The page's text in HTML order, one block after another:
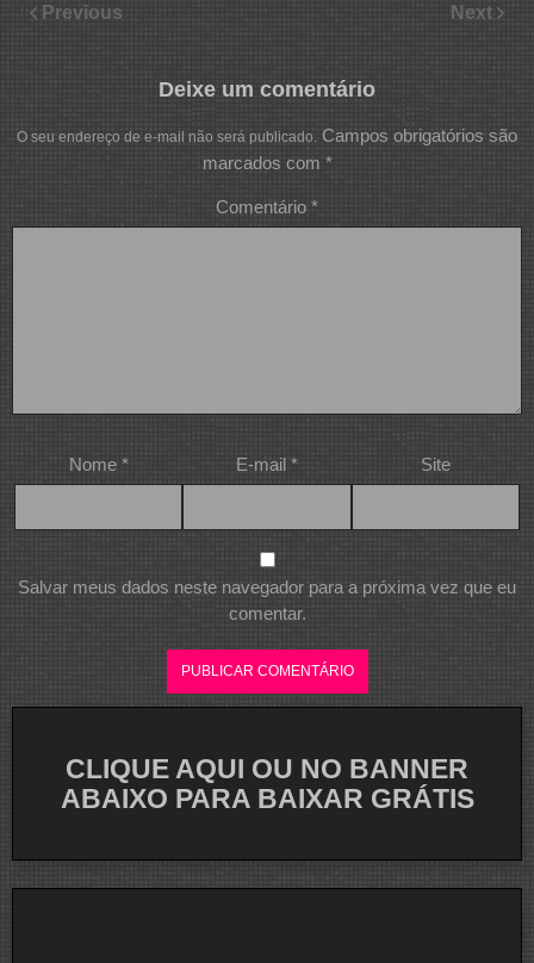
Previous Next
Deixe um comentário
O seu endereço de e-mail não será publicado. Campos obrigatórios são
marcados com *
Comentário *
Nome * E-mail * Site
Salvar meus dados neste navegador para a próxima vez que eu
comentar.
CLIQUE AQUI OU NO BANNER
ABAIXO PARA BAIXAR GRÁTIS